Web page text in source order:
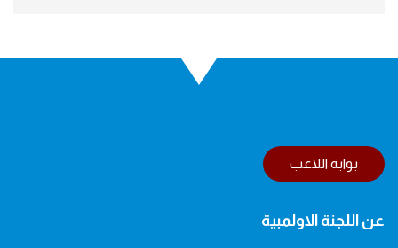
بوابة اللاعب
عن اللجنة الاولمبية